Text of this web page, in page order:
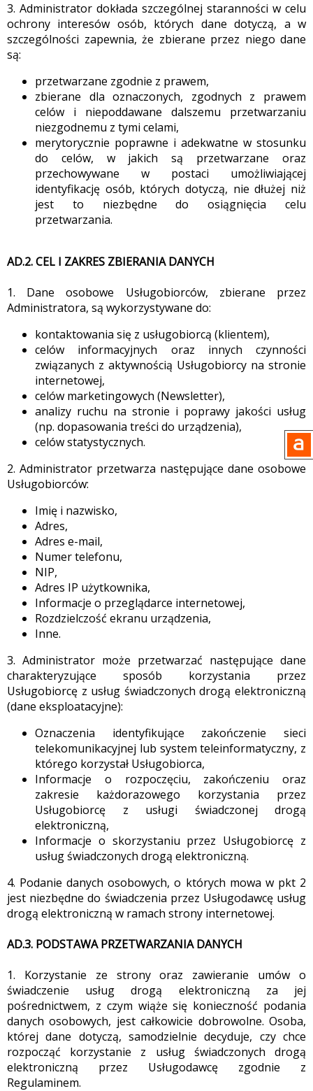
3. Administrator dokłada szczególnej staranności w celu
ochrony interesów osób, których dane dotyczą, a w
szczególności zapewnia, że zbierane przez niego dane
są:
przetwarzane zgodnie z prawem,
zbierane dla oznaczonych, zgodnych z prawem
celów i niepoddawane dalszemu przetwarzaniu
niezgodnemu z tymi celami,
merytorycznie poprawne i adekwatne w stosunku
do celów, w jakich są przetwarzane oraz
przechowywane w postaci umożliwiającej
identyfikację osób, których dotyczą, nie dłużej niż
jest to niezbędne do osiągnięcia celu
przetwarzania.
AD.2. CEL I ZAKRES ZBIERANIA DANYCH
1. Dane osobowe Usługobiorców, zbierane przez
Administratora, są wykorzystywane do:
kontaktowania się z usługobiorcą (klientem),
celów informacyjnych oraz innych czynności
związanych z aktywnością Usługobiorcy na stronie
internetowej,
celów marketingowych (Newsletter),
analizy ruchu na stronie i poprawy jakości usług
(np. dopasowania treści do urządzenia),
celów statystycznych.
2. Administrator przetwarza następujące dane osobowe
Usługobiorców:
Imię i nazwisko,
Adres,
Adres e-mail,
Numer telefonu,
NIP,
Adres IP użytkownika,
Informacje o przeglądarce internetowej,
Rozdzielczość ekranu urządzenia,
Inne.
3. Administrator może przetwarzać następujące dane
charakteryzujące sposób korzystania przez
Usługobiorcę z usług świadczonych drogą elektroniczną
(dane eksploatacyjne):
Oznaczenia identyfikujące zakończenie sieci
telekomunikacyjnej lub system teleinformatyczny, z
którego korzystał Usługobiorca,
Informacje o rozpoczęciu, zakończeniu oraz
zakresie każdorazowego korzystania przez
Usługobiorcę z usługi świadczonej drogą
elektroniczną,
Informacje o skorzystaniu przez Usługobiorcę z
usług świadczonych drogą elektroniczną.
4. Podanie danych osobowych, o których mowa w pkt 2
jest niezbędne do świadczenia przez Usługodawcę usług
drogą elektroniczną w ramach strony internetowej.
AD.3. PODSTAWA PRZETWARZANIA DANYCH
1. Korzystanie ze strony oraz zawieranie umów o
świadczenie usług drogą elektroniczną za jej
pośrednictwem, z czym wiąże się konieczność podania
danych osobowych, jest całkowicie dobrowolne. Osoba,
której dane dotyczą, samodzielnie decyduje, czy chce
rozpocząć korzystanie z usług świadczonych drogą
elektroniczną przez Usługodawcę zgodnie z
Regulaminem.